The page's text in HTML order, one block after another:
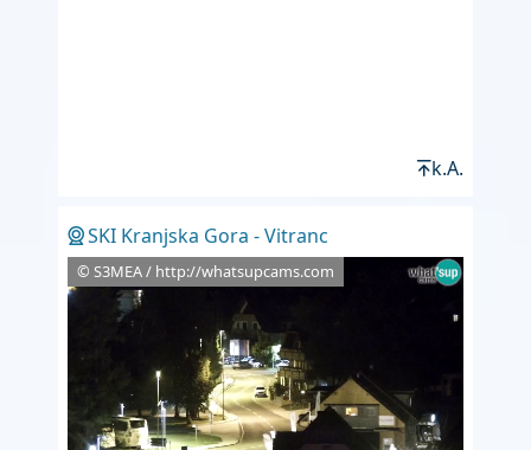
k.A.
SKI Kranjska Gora - Vitranc
© S3MEA / http://whatsupcams.com